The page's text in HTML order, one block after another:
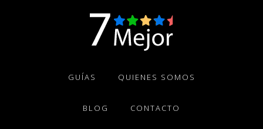
GUÍAS QUIENES SOMOS
BLOG CONTACTO